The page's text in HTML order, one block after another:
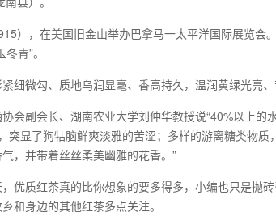
），在美国旧金山举办巴拿马一太平洋国际展览会
青”。
细微勾、质地乌润显毫、香高持久，温润黄绿光亮、
会副会长、湖南农业大学刘仲华教授说“40%以上
突显了狗牯脑鲜爽淡雅的苦涩；多样的游离糖类物
，并带着丝丝柔美幽雅的花香。”
优质红茶真的比你想象的要多得多，小编也只是抛
和身边的其他红茶多点关注。